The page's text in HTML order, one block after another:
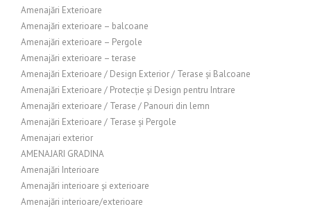
Amenajări Exterioare
Amenajări exterioare – balcoane
Amenajări exterioare – Pergole
Amenajări exterioare – terase
Amenajări Exterioare / Design Exterior / Terase și Balcoane
Amenajări Exterioare / Protecție și Design pentru Intrare
Amenajări exterioare / Terase / Panouri din lemn
Amenajări Exterioare / Terase și Pergole
Amenajari exterior
AMENAJARI GRADINA
Amenajări Interioare
Amenajări interioare și exterioare
Amenajări interioare/exterioare